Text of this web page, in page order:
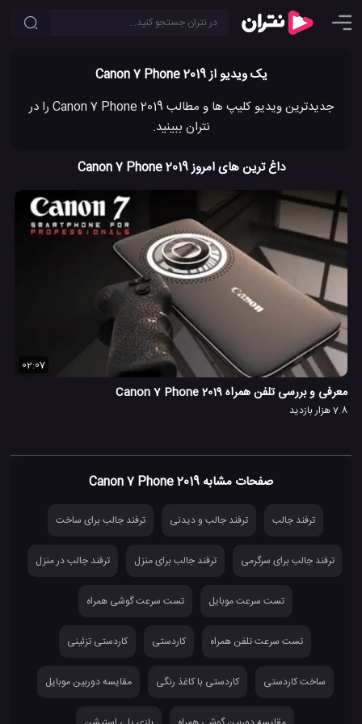
یک ویدیو از Canon 7 Phone 2019
جدیدترین ویدیو کلیپ ها و مطالب Canon 7 Phone 2019 را در
نتران ببینید.
داغ ترین های امروز Canon 7 Phone 2019
02:07
معرفی و بررسی تلفن همراه Canon 7 Phone 2019
7.8 هزار بازدید
صفحات مشابه Canon 7 Phone 2019
ترفند جالب ترفند جالب و دیدنی ترفند جالب برای ساخت
ترفند جالب برای سرگرمی ترفند جالب برای منزل ترفند جالب در منزل
تست سرعت موبایل تست سرعت گوشی همراه
تست سرعت تلفن همراه کاردستی کاردستی تزئینی
ساخت کاردستی کاردستی با کاغذ رنگی مقایسه دوربین موبایل